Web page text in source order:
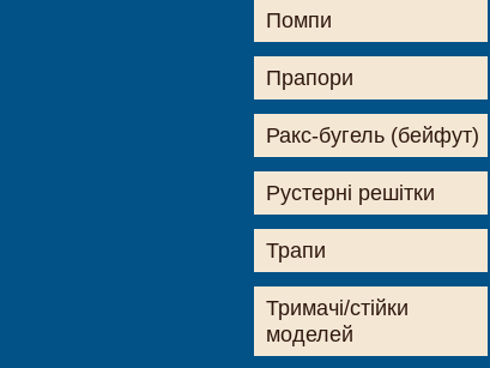
Помпи
Прапори
Ракс-бугель (бейфут)
Рустерні решітки
Трапи
Тримачі/стійки
моделей